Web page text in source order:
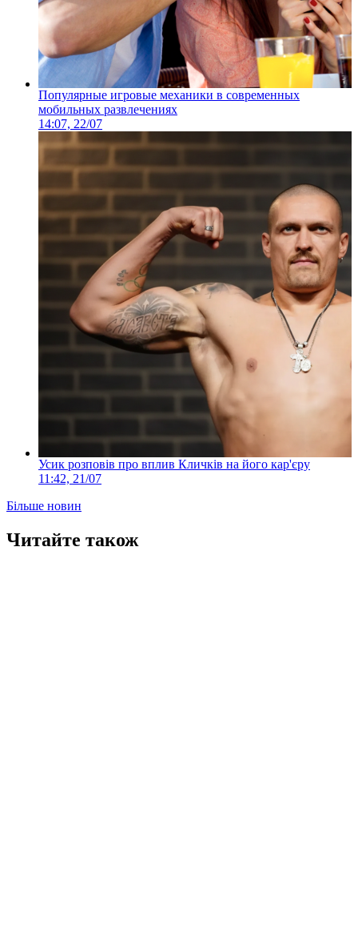
Популярные игровые механики в современных
мобильных развлечениях
14:07, 22/07
Усик розповів про вплив Кличків на його кар'єру
11:42, 21/07
Більше новин
Читайте також